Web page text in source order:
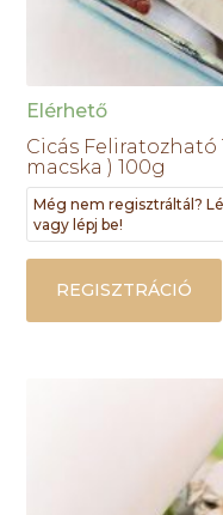
Elérhető
Cicás Feliratozható
macska ) 100g
Még nem regisztráltál?
vagy lépj be!
REGISZTRÁCIÓ